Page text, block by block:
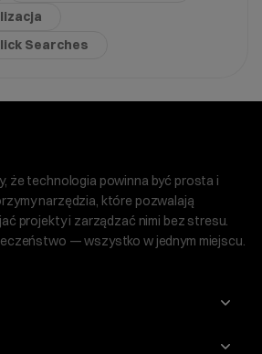
Searches
że technologia powinna być prosta i
narzędzia, które pozwalają
projekty i zarządzać nimi bez stresu.
— wszystko w jednym miejscu.